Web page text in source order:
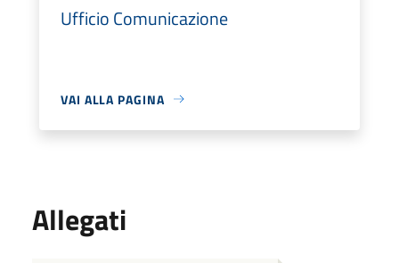
Ufficio Comunicazione
VAI ALLA PAGINA
Allegati